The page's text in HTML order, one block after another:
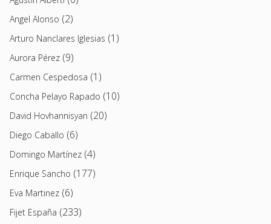
Angel Alonso (2)
Arturo Nanclares Iglesias (1)
Aurora Pérez (9)
Carmen Cespedosa (1)
Concha Pelayo Rapado (10)
David Hovhannisyan (20)
Diego Caballo (6)
Domingo Martínez (4)
Enrique Sancho (177)
Eva Martinez (6)
Fijet España (233)